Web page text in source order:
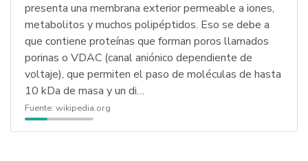
presenta una membrana exterior permeable a iones,
metabolitos y muchos polipéptidos. Eso se debe a
que contiene proteínas que forman poros llamados
porinas o VDAC (canal aniónico dependiente de
voltaje), que permiten el paso de moléculas de hasta
10 kDa de masa y un di…
Fuente: wikipedia.org